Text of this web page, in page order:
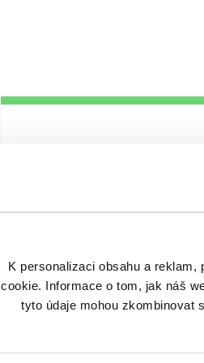
K personalizaci obsahu a
cookie. Informace o tom, jak náš
tyto údaje mohou zkombinovat
Rádi vás